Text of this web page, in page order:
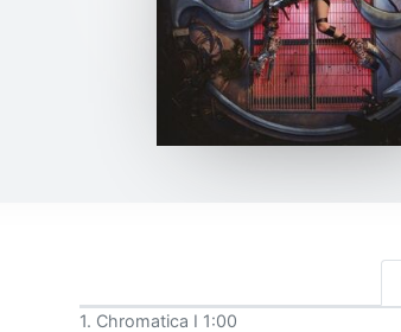
1. Chromatica I 1:00